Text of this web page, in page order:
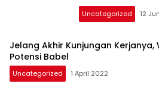
antusias
Uncategorized 12
Jelang Akhir Kunjungan Kerjanya,
Potensi Babel
Uncategorized 1 April 2022